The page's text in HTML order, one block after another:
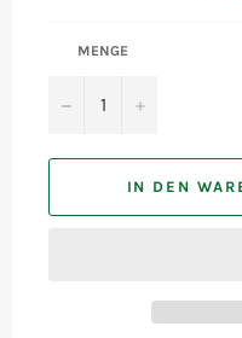
MENGE
− +
IN DEN